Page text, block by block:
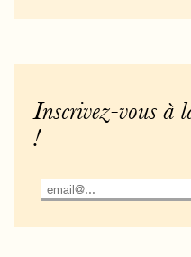
Inscrivez-vous à
!